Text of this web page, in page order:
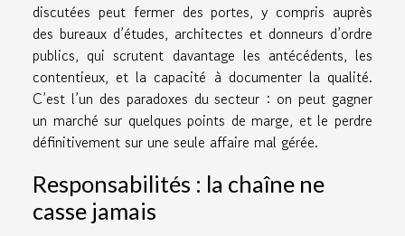
discutées peut fermer des portes, y compris auprès
des bureaux d’études, architectes et donneurs d’ordre
publics, qui scrutent davantage les antécédents, les
contentieux, et la capacité à documenter la qualité.
C’est l’un des paradoxes du secteur : on peut gagner
un marché sur quelques points de marge, et le perdre
définitivement sur une seule affaire mal gérée.
Responsabilités : la chaîne ne
casse jamais